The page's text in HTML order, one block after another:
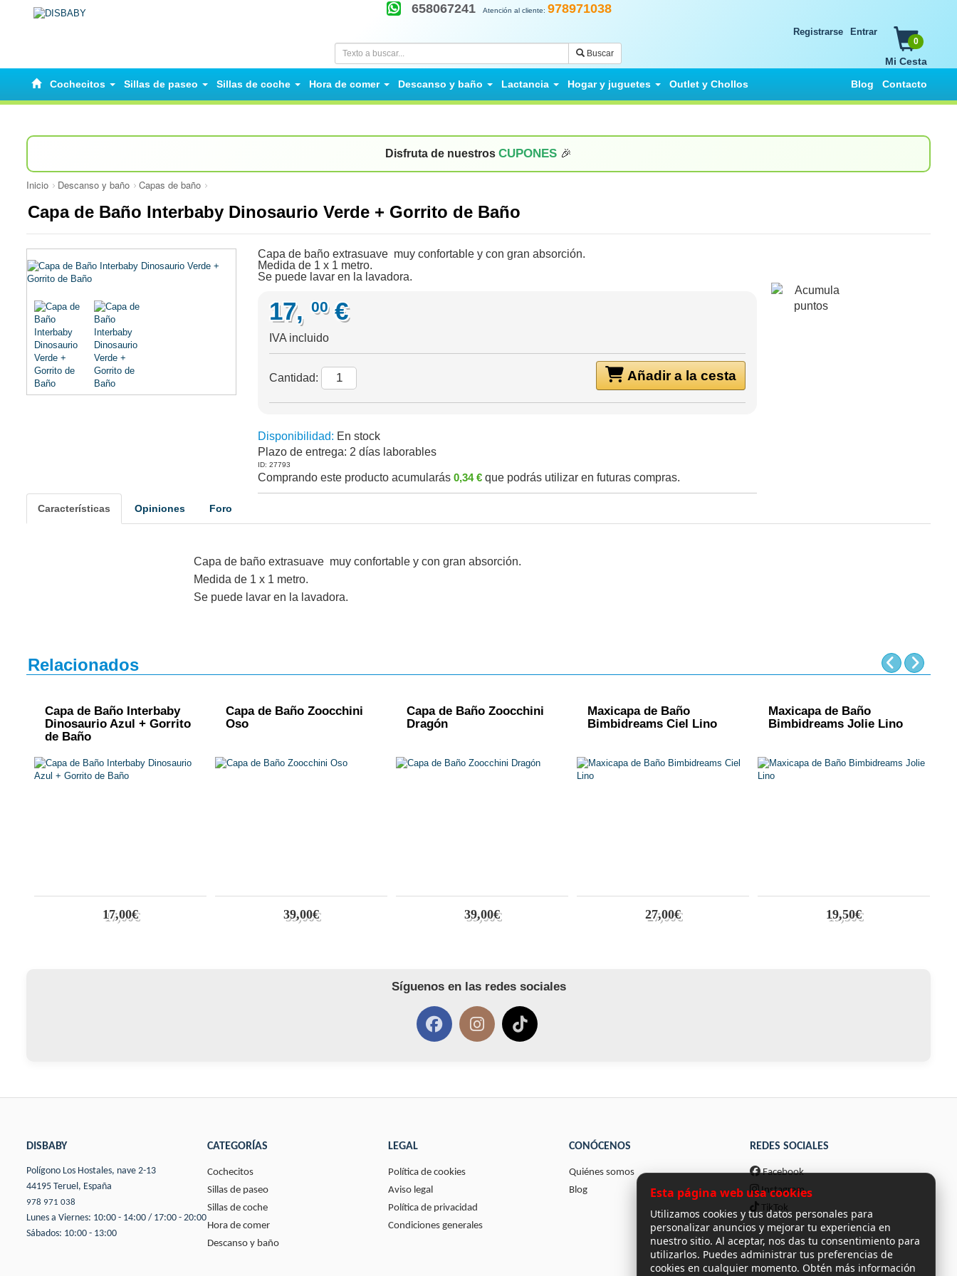
Atención al cliente: 978971038
658067241
Buscar
0
Mi Cesta
Registrarse Entrar
Cochecitos Sillas de paseo Sillas de coche Hora de comer Descanso y baño Lactancia Hogar y juguetes Outlet y Chollos Contacto
Blog
Disfruta de nuestros CUPONES 🎉
Inicio Descanso y baño Capas de baño
Capa de Baño Interbaby Dinosaurio Verde + Gorrito de Baño
Capa de baño extrasuave muy confortable y con gran absorción.
Medida de 1 x 1 metro.
Se puede lavar en la lavadora.
17, 00 €
IVA incluido
Añadir a la cesta
Cantidad:
Disponibilidad: En stock
Plazo de entrega: 2 días laborables
ID: 27793
Comprando este producto acumularás 0,34 € que podrás utilizar en futuras compras.
Características Opiniones Foro
Capa de baño extrasuave muy confortable y con gran absorción.
Medida de 1 x 1 metro.
Se puede lavar en la lavadora.
Relacionados
Capa de Baño Interbaby
Dinosaurio Azul + Gorrito
de Baño
17,00€
Capa de Baño Zoocchini
Oso
39,00€
Capa de Baño Zoocchini
Dragón
39,00€
Maxicapa de Baño
Bimbidreams Ciel Lino
27,00€
Maxicapa de Baño
Bimbidreams Jolie Lino
19,50€
Síguenos en las redes sociales
DISBABY
Polígono Los Hostales, nave 2-13
44195 Teruel, España
978 971 038
Lunes a Viernes: 10:00 - 14:00 / 17:00 - 20:00
Sábados: 10:00 - 13:00
CATEGORÍAS
Cochecitos
Sillas de paseo
Sillas de coche
Hora de comer
Descanso y baño
LEGAL
Política de cookies
Aviso legal
Política de privacidad
Condiciones generales
CONÓCENOS
Quiénes somos
Blog
REDES SOCIALES
Facebook
Instagram
TikTok
Esta página web usa cookies
Utilizamos cookies y tus datos personales para
personalizar anuncios y mejorar tu experiencia en
nuestro sitio. Al aceptar, nos das tu consentimiento para
utilizarlos. Puedes administrar tus preferencias de
cookies en cualquier momento. Obtén más información